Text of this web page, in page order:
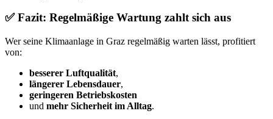
✅ Fazit: Regelmäßige Wartung zahlt sich aus
Wer seine Klimaanlage in Graz regelmäßig warten lässt, profitiert
von:
besserer Luftqualität,
längerer Lebensdauer,
geringeren Betriebskosten
und mehr Sicherheit im Alltag.